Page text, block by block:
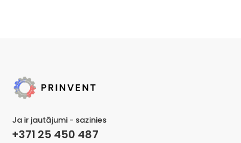
Ja ir jautājumi - sazinies
+371 25 450 487